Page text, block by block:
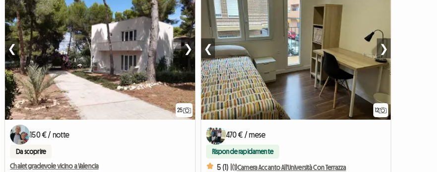
25
❮ ❯
150 € / notte
Da scoprire
Chalet gradevole vicino a Valencia
12
❮ ❯
470 € / mese
Risponde rapidamente
5 (1) | (1)Camera Accanto All'Università Con Terrazza